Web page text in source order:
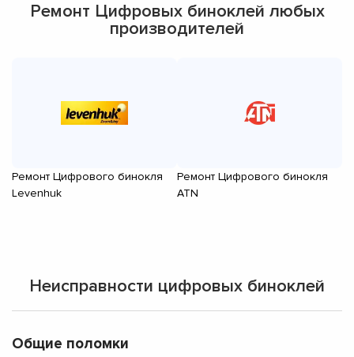
Ремонт Цифровых биноклей любых
производителей
Ремонт Цифрового бинокля
Levenhuk
Ремонт Цифрового бинокля
ATN
Неисправности цифровых биноклей
Общие поломки